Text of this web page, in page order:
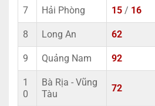
7 Hải Phòng 15 / 16
8 Long An 62
9 Quảng Nam 92
1
0
Bà Rịa - Vũng
Tàu
72